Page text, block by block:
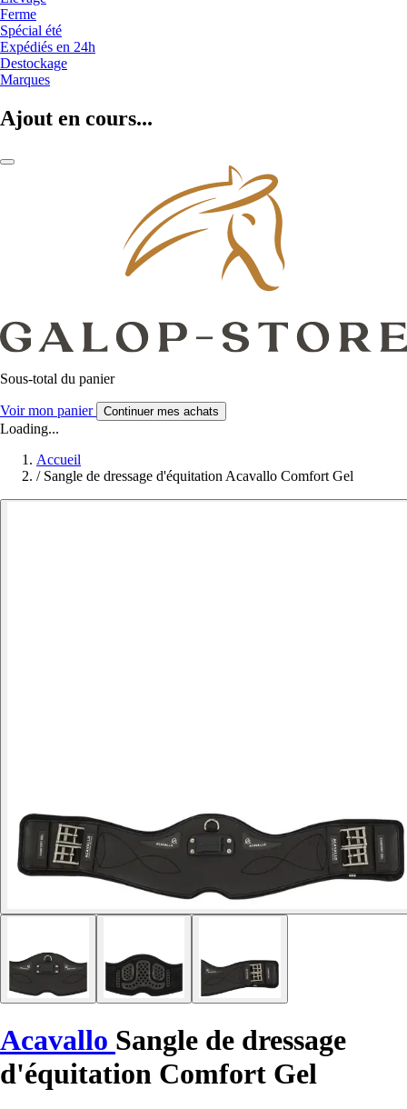
Ferme
Spécial été
Expédiés en 24h
Destockage
Marques
Ajout en cours...
Sous-total du panier
Voir mon panier Continuer mes achats
Loading...
Accueil
/ Sangle de dressage d'équitation Acavallo Comfort Gel
Acavallo Sangle de dressage
d'équitation Comfort Gel